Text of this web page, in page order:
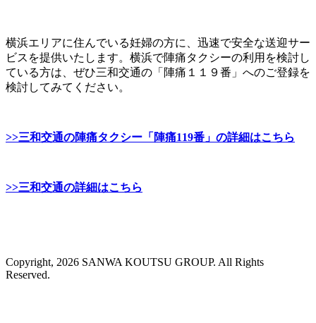
横浜エリアに住んでいる妊婦の方に、迅速で安全な送迎サー
ビスを提供いたします。横浜で陣痛タクシーの利用を検討し
ている方は、ぜひ三和交通の「陣痛１１９番」へのご登録を
検討してみてください。
>>三和交通の陣痛タクシー「陣痛119番」の詳細はこちら
>>三和交通の詳細はこちら
Copyright, 2026 SANWA KOUTSU GROUP. All Rights
Reserved.